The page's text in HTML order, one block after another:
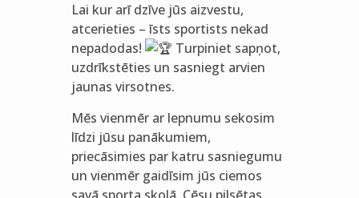
Lai kur arī dzīve jūs aizvestu,
atcerieties – īsts sportists nekad
nepadodas!
Turpiniet sapņot,
uzdrīkstēties un sasniegt arvien
jaunas virsotnes.
Mēs vienmēr ar lepnumu sekosim
līdzi jūsu panākumiem,
priecāsimies par katru sasniegumu
un vienmēr gaidīsim jūs ciemos